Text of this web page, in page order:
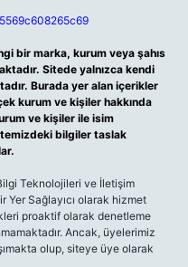
bir marka, kurum veya şahıs
Sitede yalnızca kendi
Burada yer alan içerikler
kurum ve kişiler hakkında
ve kişiler ile isim
bilgiler taslak
Teknolojileri ve İletişim
Yer Sağlayıcı olarak hizmet
proaktif olarak denetleme
Ancak, üyelerimiz
olup, siteye üye olarak